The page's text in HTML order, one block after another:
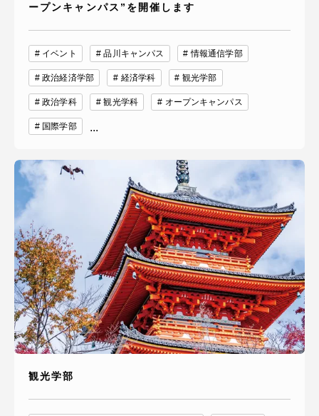
ープンキャンパス”を開催します
イベント 品川キャンパス 情報通信学部
政治経済学部 経済学科 観光学部
政治学科 観光学科 オープンキャンパス
国際学部 ...
観光学部